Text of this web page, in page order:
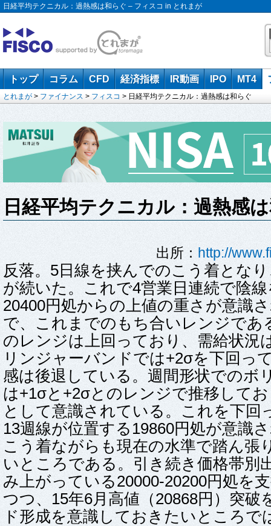
日経平均テクニカル：過熱感は和らぐ – フィスコ in とれまが
トップ コラム CFD 経済指標 IR動画 IPO MT4
とれまが > ファイナンス > フィスコ > 日経平均テクニカル：過熱感は和らぐ
日経平均テクニカル：過熱感
出所： http://
反落。5日線を挟んでのこう着とな
が続いた。これで4営業日連続で陰
20400円処からの上値の重さが意識
で、これまでのもち合いレンジであ
のレンジは上回っており、需給状況
リンジャーバンドでは+2σを下回っ
感は後退している。週間形状でのボ
は+1σと+2σとのレンジで推移して
として意識されている。これを下回
13週線が位置する19860円処が意識
こう着ながらも現在の水準で踏ん張
いところである。引き続き価格帯別
み上がっている20000-20200円処を
つつ、15年6月高値（20868円）突破
ド形成を意識しておきたいところで